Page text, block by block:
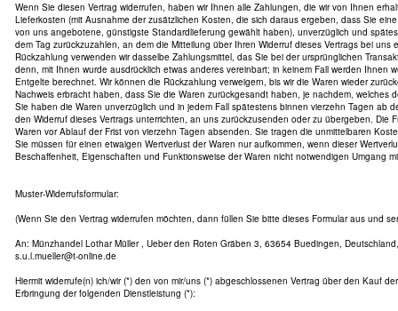
Wenn Sie diesen Vertrag widerrufen, haben wir Ihnen alle Zahlungen, die wir von Ihnen
Lieferkosten (mit Ausnahme der zusätzlichen Kosten, die sich daraus ergeben, dass Sie
von uns angebotene, günstigste Standardlieferung gewählt haben), unverzüglich und
dem Tag zurückzuzahlen, an dem die Mitteilung über Ihren Widerruf dieses Vertrags bei uns
Rückzahlung verwenden wir dasselbe Zahlungsmittel, das Sie bei der ursprünglichen
denn, mit Ihnen wurde ausdrücklich etwas anderes vereinbart; in keinem Fall werden Ihnen
Entgelte berechnet. Wir können die Rückzahlung verweigern, bis wir die Waren wieder
Nachweis erbracht haben, dass Sie die Waren zurückgesandt haben, je nachdem, welches
Sie haben die Waren unverzüglich und in jedem Fall spätestens binnen vierzehn Tagen ab
den Widerruf dieses Vertrags unterrichten, an uns zurückzusenden oder zu übergeben. Die
Waren vor Ablauf der Frist von vierzehn Tagen absenden. Sie tragen die unmittelbaren
Sie müssen für einen etwaigen Wertverlust der Waren nur aufkommen, wenn dieser
Beschaffenheit, Eigenschaften und Funktionsweise der Waren nicht notwendigen Umgang
Muster-Widerrufsformular:
(Wenn Sie den Vertrag widerrufen möchten, dann füllen Sie bitte dieses Formular aus und
An: Münzhandel Lothar Müller , Ueber den Roten Gräben 3, 63654 Buedingen,
s.u.l.mueller@t-online.de
Hiermit widerrufe(n) ich/wir (*) den von mir/uns (*) abgeschlossenen Vertrag über den Kauf
Erbringung der folgenden Dienstleistung (*):